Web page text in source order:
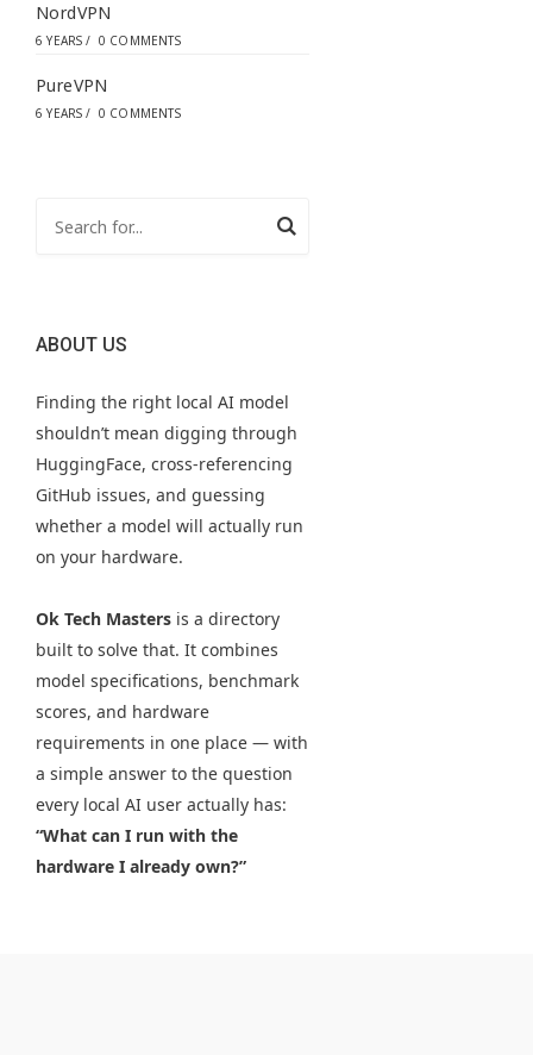
NordVPN
6 YEARS / 0 COMMENTS
PureVPN
6 YEARS / 0 COMMENTS
ABOUT US
Finding the right local AI model
shouldn’t mean digging through
HuggingFace, cross-referencing
GitHub issues, and guessing
whether a model will actually run
on your hardware.
Ok Tech Masters is a directory
built to solve that. It combines
model specifications, benchmark
scores, and hardware
requirements in one place — with
a simple answer to the question
every local AI user actually has:
“What can I run with the
hardware I already own?”